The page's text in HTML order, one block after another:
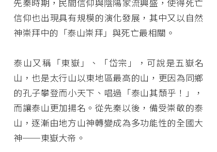
先秦時期，民間信仰與陰陽家流興盛，使得死亡
信仰也出現具有規模的演化發展，其中又以自然
神崇拜中的「泰山崇拜」與死亡最相關。
泰山又稱「東嶽」、「岱宗」，可說是五嶽名
山，也是太行山以東地區最高的山，更因為同鄉
的孔子攀登而小天下、唱過「泰山其頹乎！」，
而讓泰山更加揚名。從先秦以後，備受崇敬的泰
山，逐漸由地方山神轉變成為多功能性的全國大
神──東嶽大帝。